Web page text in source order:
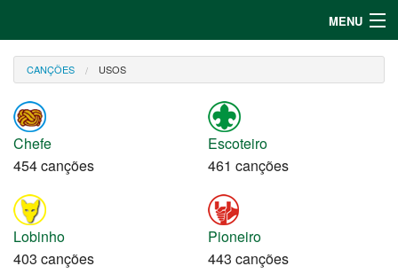
MENU
Entrar
Cadastrar
Canções
Jogos
CANÇÕES USOS
Chefe
454 canções
Escoteiro
461 canções
Lobinho
403 canções
Pioneiro
443 canções